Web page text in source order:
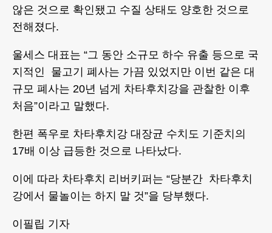
않은 것으로 확인됐고 수질 상태도 양호한 것으로
전해졌다.
울세스 대표는 “그 동안 소규모 하수 유출 등으로 국
지적인 물고기 폐사는 가끔 있었지만 이번 같은 대
규모 폐사는 20년 넘게 차타후치강을 관찰한 이후
처음”이라고 말했다.
한편 폭우로 차타후치강 대장균 수치도 기준치의
17배 이상 급등한 것으로 나타났다.
이에 따라 차타후치 리버키퍼는 “당분간 차타후치
강에서 물놀이는 하지 말 것”을 당부했다.
이필립 기자